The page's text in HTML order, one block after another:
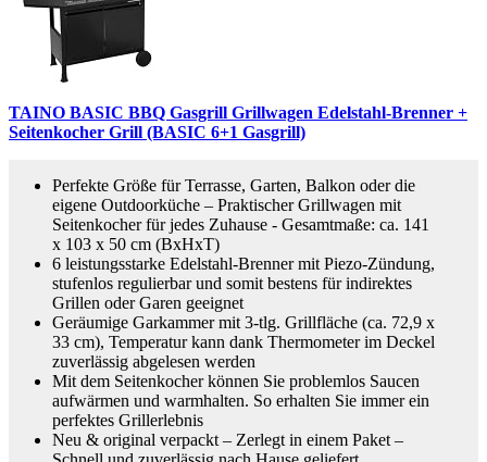
TAINO BASIC BBQ Gasgrill Grillwagen Edelstahl-Brenner +
Seitenkocher Grill (BASIC 6+1 Gasgrill)
Perfekte Größe für Terrasse, Garten, Balkon oder die
eigene Outdoorküche – Praktischer Grillwagen mit
Seitenkocher für jedes Zuhause - Gesamtmaße: ca. 141
x 103 x 50 cm (BxHxT)
6 leistungsstarke Edelstahl-Brenner mit Piezo-Zündung,
stufenlos regulierbar und somit bestens für indirektes
Grillen oder Garen geeignet
Geräumige Garkammer mit 3-tlg. Grillfläche (ca. 72,9 x
33 cm), Temperatur kann dank Thermometer im Deckel
zuverlässig abgelesen werden
Mit dem Seitenkocher können Sie problemlos Saucen
aufwärmen und warmhalten. So erhalten Sie immer ein
perfektes Grillerlebnis
Neu & original verpackt – Zerlegt in einem Paket –